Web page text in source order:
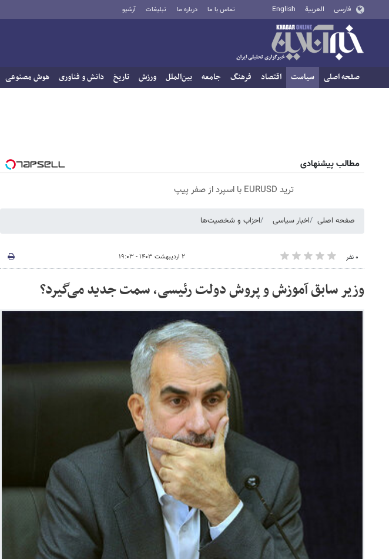
فارسی العربية English تماس با ما درباره ما تبلیغات آرشیو
صفحه اصلی سیاست اقتصاد فرهنگ جامعه بین‌الملل ورزش تاریخ دانش و فناوری هوش مصنوعی
مطالب پیشنهادی
ترید EURUSD با اسپرد از صفر پیپ
صفحه اصلی اخبار سیاسی احزاب و شخصیت‌ها
۰ نفر ۲ اردیبهشت ۱۴۰۳ - ۱۹:۰۳
وزیر سابق آموزش و پروش دولت رئیسی، سمت جدید می‌گیرد؟